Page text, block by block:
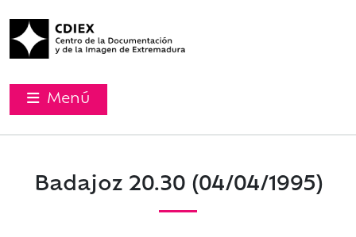
Menú
Badajoz 20.30 (04/04/1995)